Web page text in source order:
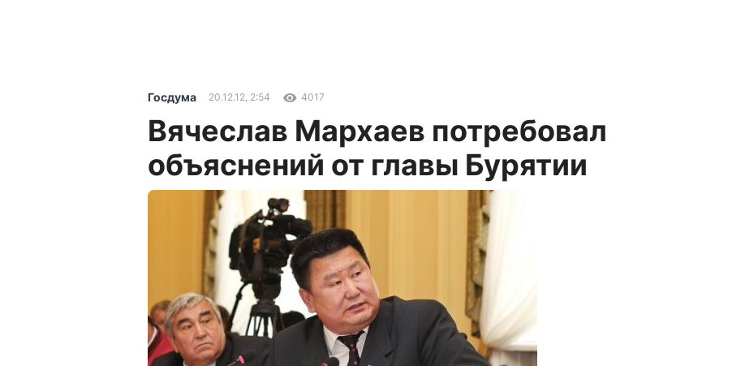
Госдума 20.12.12, 2:54 4017
Вячеслав Мархаев потребовал
объяснений от главы Бурятии